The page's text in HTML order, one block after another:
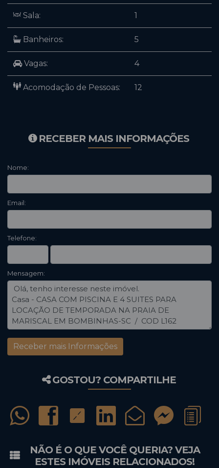
Sala: 1
Banheiros: 5
Vagas: 4
Acomodação de Pessoas: 12
RECEBER MAIS INFORMAÇÕES
Nome:
Email:
Telefone:
Mensagem:
GOSTOU? COMPARTILHE
NÃO É O QUE VOCÊ QUERIA? VEJA
ESTES IMÓVEIS RELACIONADOS!